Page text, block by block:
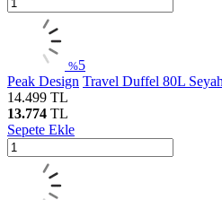
%5
Peak Design Travel Duffel 80L
14.499 TL
13.774 TL
Sepete Ekle